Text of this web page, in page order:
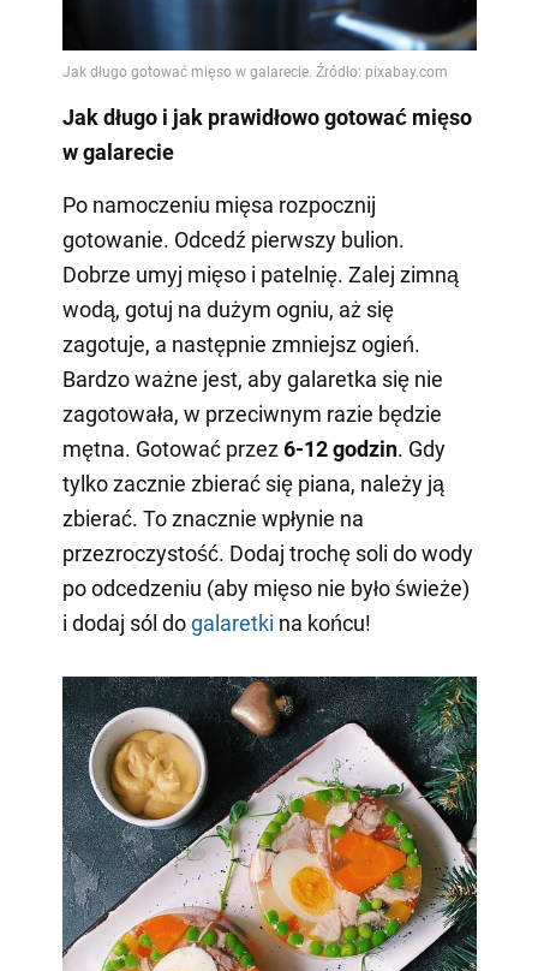
Jak długo i jak prawidłowo gotować mięso
w galarecie
Po namoczeniu mięsa rozpocznij
gotowanie. Odcedź pierwszy bulion.
Dobrze umyj mięso i patelnię. Zalej zimną
wodą, gotuj na dużym ogniu, aż się
zagotuje, a następnie zmniejsz ogień.
Bardzo ważne jest, aby galaretka się nie
zagotowała, w przeciwnym razie będzie
mętna. Gotować przez6-12 godzin. Gdy
tylko zacznie zbierać się piana, należy ją
zbierać. To znacznie wpłynie na
przezroczystość. Dodaj trochę soli do wody
po odcedzeniu (aby mięso nie było świeże)
i dodaj sól dogalaretki na końcu!